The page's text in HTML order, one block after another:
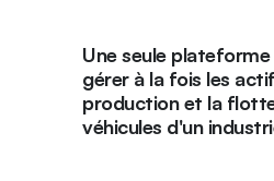
Une seule
gérer à la fois les
production et la
véhicules d'un